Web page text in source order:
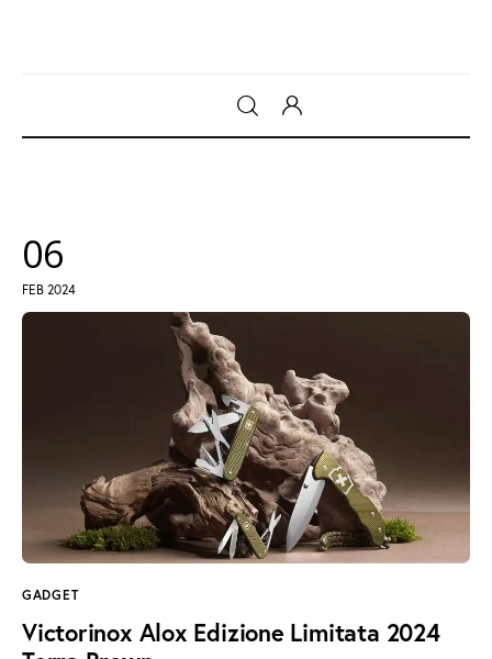
Intrattenimento
instagramm
threadstwitter-
x
rss
06
FEB 2024
GADGET
Victorinox Alox Edizione Limitata 2024